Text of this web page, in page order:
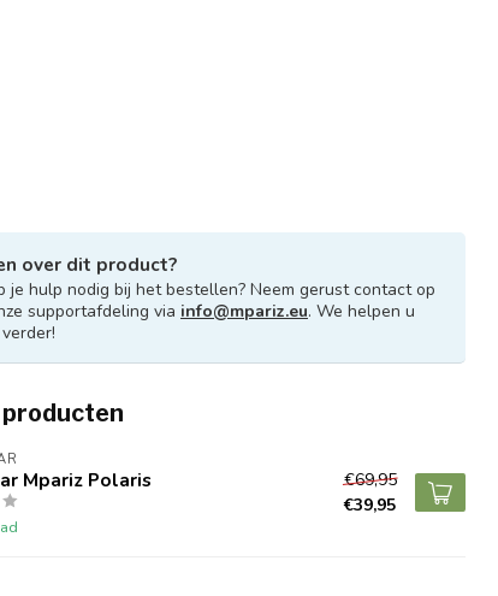
over dit product?
je hulp nodig bij het bestellen? Neem gerust contact op
supportafdeling via info@mpariz.eu. We helpen u
Mpariz Polaris
€69,95
€39,95